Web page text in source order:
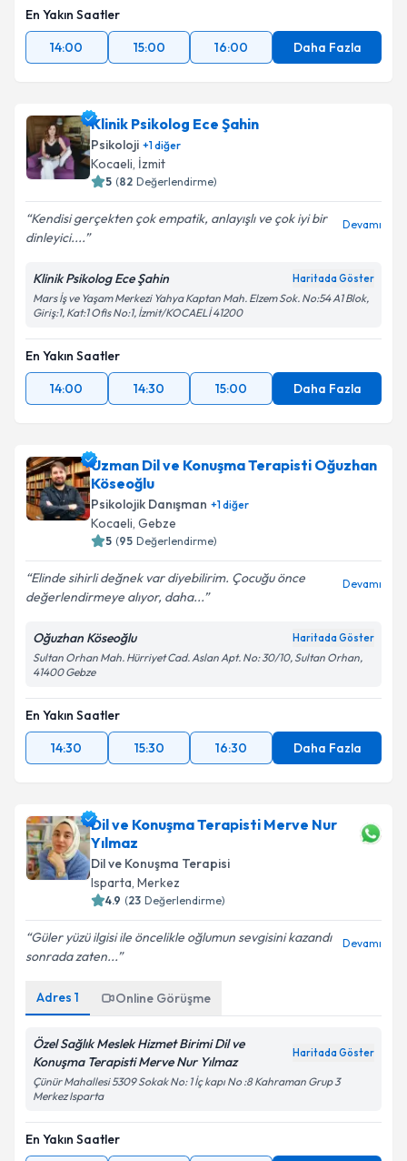
En Yakın Saatler
14:00
15:00 16:00 Daha Fazla
Klinik Psikolog Ece Şahin
Psikoloji +1diğer
Kocaeli, İzmit
5 (82 Değerlendirme)
Kendisi gerçekten çok empatik, anlayışlı ve çok iyi bir
dinleyici....
Devamı
Klinik Psikolog Ece Şahin Haritada Göster
Mars İş ve Yaşam Merkezi Yahya Kaptan Mah. Elzem Sok. No:54 A1 Blok,
Giriş:1, Kat:1 Ofis No:1, İzmit/KOCAELİ 41200
En Yakın Saatler
14:00
14:30 15:00 Daha Fazla
Uzman Dil ve Konuşma Terapisti Oğuzhan
Köseoğlu
Psikolojik Danışman +1diğer
Kocaeli, Gebze
5 (95 Değerlendirme)
Elinde sihirli değnek var diyebilirim. Çocuğu önce
değerlendirmeye alıyor, daha...
Devamı
Oğuzhan Köseoğlu Haritada Göster
Sultan Orhan Mah. Hürriyet Cad. Aslan Apt. No: 30/10, Sultan Orhan,
41400 Gebze
En Yakın Saatler
14:30
15:30 16:30 Daha Fazla
Dil ve Konuşma Terapisti Merve Nur
Yılmaz
Dil ve Konuşma Terapisi
Isparta, Merkez
4.9 (23 Değerlendirme)
Güler yüzü ilgisi ile öncelikle oğlumun sevgisini kazandı
sonrada zaten...
Devamı
Adres 1 Online Görüşme
Özel Sağlık Meslek Hizmet Birimi Dil ve
Konuşma Terapisti Merve Nur Yılmaz
Haritada Göster
Çünür Mahallesi 5309 Sokak No: 1 İç kapı No :8 Kahraman Grup 3
Merkez Isparta
En Yakın Saatler